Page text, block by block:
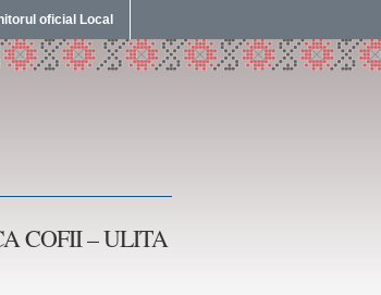
oficial Local
COFII – ULITA